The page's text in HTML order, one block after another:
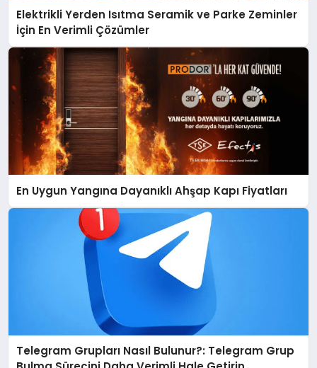
Elektrikli Yerden Isıtma Seramik ve Parke Zeminler
İçin En Verimli Çözümler
En Uygun Yangına Dayanıklı Ahşap Kapı Fiyatları
Telegram Grupları Nasıl Bulunur?: Telegram Grup